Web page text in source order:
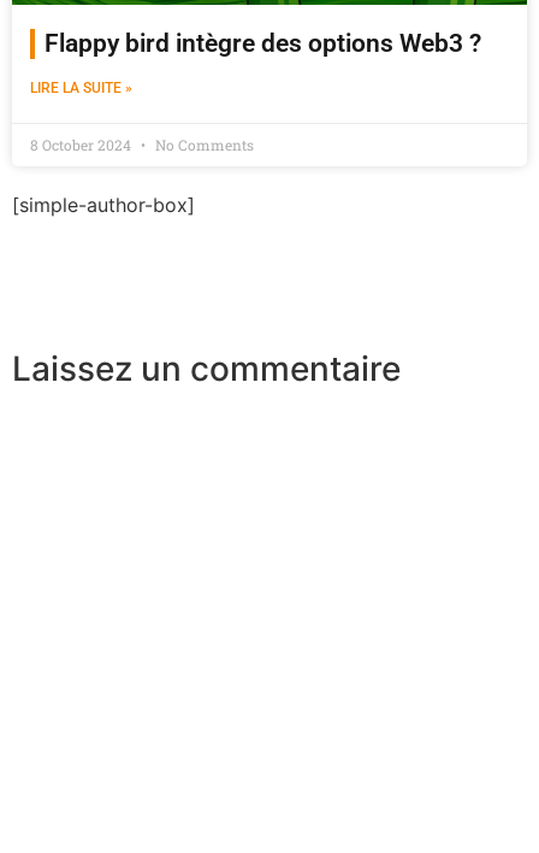
Flappy bird intègre des options Web3 ?
LIRE LA SUITE »
8 October 2024 No Comments
[simple-author-box]
Laissez un commentaire